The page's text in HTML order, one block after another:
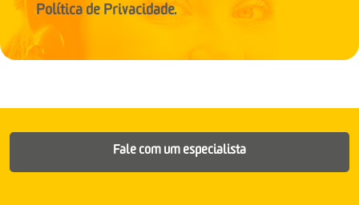
Política de Privacidade.
Fale com um especialista